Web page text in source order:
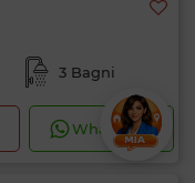
3 Bagni
WhatsApp